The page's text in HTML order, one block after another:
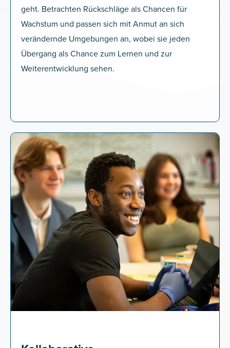
geht. Betrachten Rückschläge als Chancen für
Wachstum und passen sich mit Anmut an sich
verändernde Umgebungen an, wobei sie jeden
Übergang als Chance zum Lernen und zur
Weiterentwicklung sehen.